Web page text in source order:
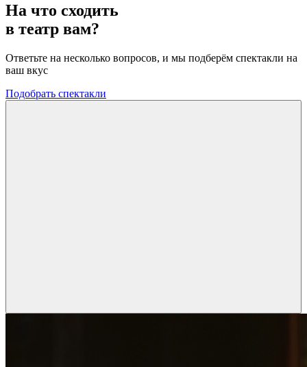
На что сходить
в театр вам?
Ответьте на несколько вопросов, и мы подберём спектакли на
ваш вкус
Подобрать спектакли